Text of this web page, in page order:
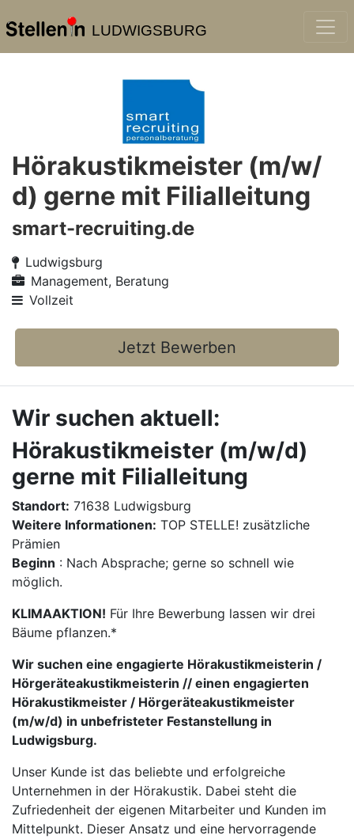
LUDWIGSBURG
Hörakustikmeister (m/w/
d) gerne mit Filialleitung
smart-recruiting.de
Ludwigsburg
Management, Beratung
Vollzeit
Jetzt Bewerben
Wir suchen aktuell:
Hörakustikmeister (m/w/d)
gerne mit Filialleitung
Standort: 71638 Ludwigsburg
Weitere Informationen: TOP STELLE! zusätzliche
Prämien
Beginn : Nach Absprache; gerne so schnell wie
möglich.
KLIMAAKTION! Für Ihre Bewerbung lassen wir drei
Bäume pflanzen.*
Wir suchen eine engagierte Hörakustikmeisterin /
Hörgeräteakustikmeisterin // einen engagierten
Hörakustikmeister / Hörgeräteakustikmeister
(m/w/d) in unbefristeter Festanstellung in
Ludwigsburg.
Unser Kunde ist das beliebte und erfolgreiche
Unternehmen in der Hörakustik. Dabei steht die
Zufriedenheit der eigenen Mitarbeiter und Kunden im
Mittelpunkt. Dieser Ansatz und eine hervorragende